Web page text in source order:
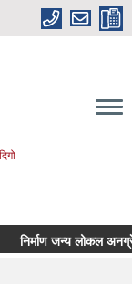
जन्य लोकल अनग्रेडेड